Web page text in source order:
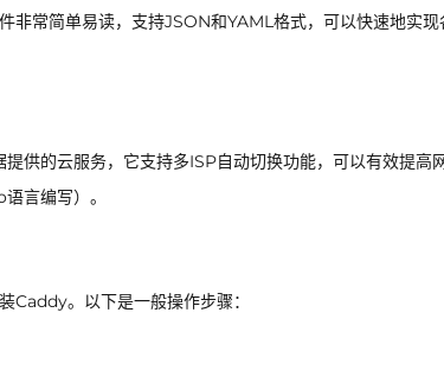
非常简单易读，支持JSON和YAML格式，可以快速地实现
供的云服务，它支持多ISP自动切换功能，可以有效提高
言编写）。
Caddy。以下是一般操作步骤：